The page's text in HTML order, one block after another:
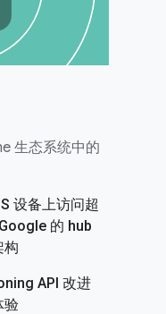
生态系统中的
设备上访问超
的 hub
构
API 改进
验